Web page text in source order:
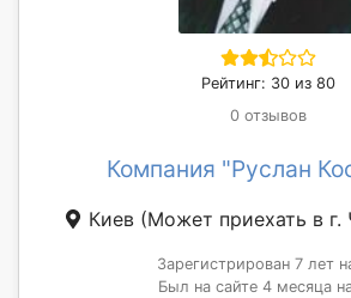
Рейтинг: 30 из 80
0 отзывов
Компания "Руслан
Киев (Может приехать в г.
Зарегистрирован 7 лет
Был на сайте 4 месяца